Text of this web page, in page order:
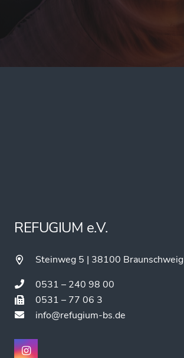
REFUGIUM e.V.
Steinweg 5 | 38100 Braunschweig
0531 – 240 98 00
0531 – 77 06 3
info@refugium-bs.de